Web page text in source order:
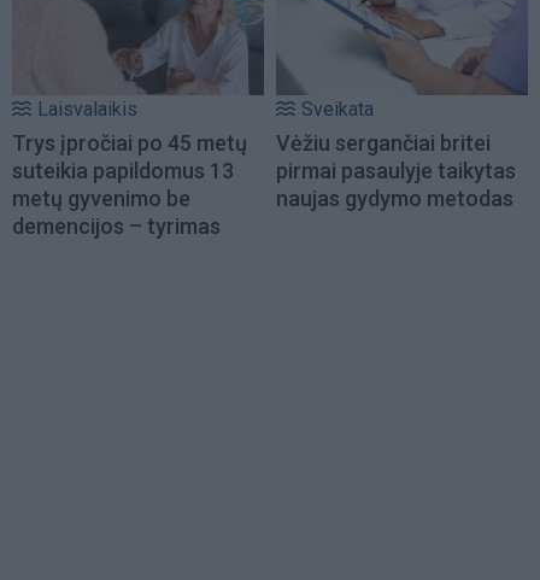
Laisvalaikis
Trys įpročiai po 45 metų
suteikia papildomus 13
metų gyvenimo be
demencijos – tyrimas
Sveikata
Vėžiu sergančiai britei
pirmai pasaulyje taikytas
naujas gydymo metodas